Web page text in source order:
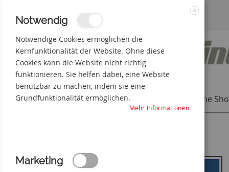
Inhalt
springen
3% Online-Rabatt +49(0) 50 66 98 09-0
Individuelle Produkte Online
Ende
Notwendig
Notwendige Cookies ermöglichen die
Kernfunktionalität der Website. Ohne diese
Cookies kann die Website nicht richtig
funktionieren. Sie helfen dabei, eine Website
benutzbar zu machen, indem sie eine
Grundfunktionalität ermöglichen.
Mehr Informationen
Marketing